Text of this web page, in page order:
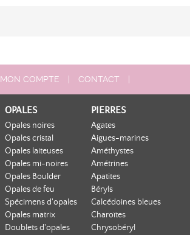
MON COMPTE CONTACT
OPALES
Opales noires
Opales cristal
Opales laiteuses
Opales mi-noires
Opales Boulder
Opales de feu
Spécimens d'opales
Opales matrix
Doublets d'opales
PIERRES
Agates
Aigues-marines
Améthystes
Amétrines
Apatites
Béryls
Calcédoines bleues
Charoïtes
Chrysobéryl